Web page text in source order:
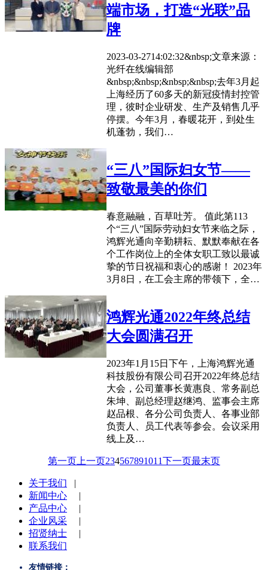
端市场，打造“光联”品
牌
2023-03-2714:02:32&nbsp;文章来源：
光纤在线编辑部
&nbsp;&nbsp;&nbsp;&nbsp;去年3月起
上海经历了60多天的新冠疫情封控管
理，彼时企业研发、生产及销售几乎
停摆。今年3月，春暖花开，到处生
机蓬勃，我们…
“三八”国际妇女节——
致敬最美的你们
春意融融，百草吐芳。 值此第113
个“三八”国际劳动妇女节来临之际，
鸿辉光通向辛勤耕耘、默默奉献在各
个工作岗位上的全体女职工致以最诚
挚的节日祝福和衷心的感谢！ 2023年
3月8日，在工会主席的带领下，全…
鸿辉光通2022年终总结
大会圆满召开
2023年1月15日下午，上海鸿辉光通
科技股份有限公司召开2022年终总结
大会，公司董事长黄惠良、常务副总
朱坤、副总经理赵继鸿、监事会主席
赵品根、各分公司负责人、各事业部
负责人、员工代表等参会。会议采用
线上及…
第一页 上一页234567891011下一页最末页
关于我们 |
新闻中心 |
产品中心 |
企业风采 |
招贤纳士 |
联系我们
友情链接：